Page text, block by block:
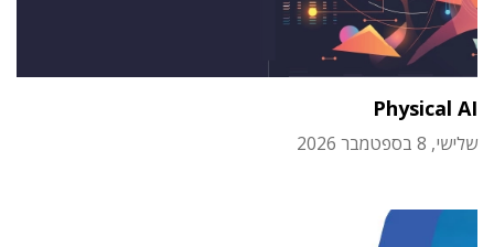
Physical AI
שלישי, 8 בספטמבר 2026